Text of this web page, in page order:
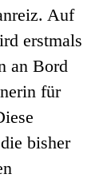
Auf
erstmals
an Bord
für
bisher